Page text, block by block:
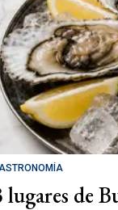
lugares de